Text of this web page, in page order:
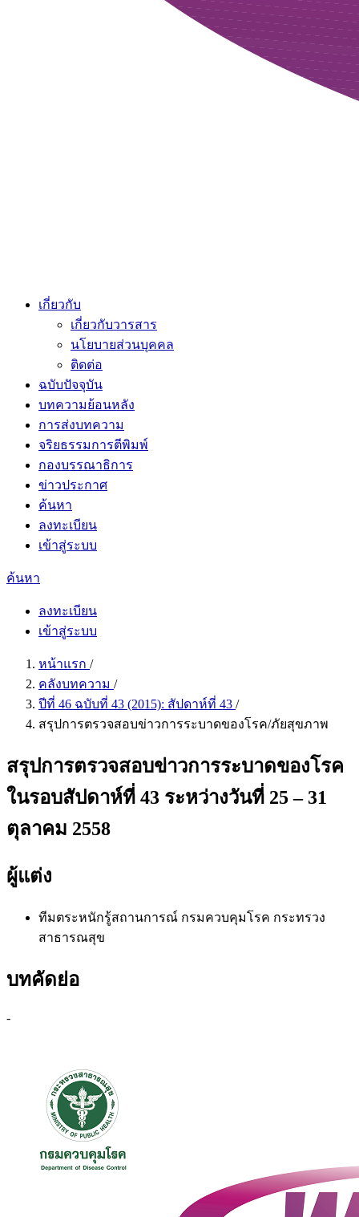
เกี่ยวกับ
เกี่ยวกับวารสาร
นโยบายส่วนบุคคล
ติดต่อ
ฉบับปัจจุบัน
บทความย้อนหลัง
การส่งบทความ
จริยธรรมการตีพิมพ์
กองบรรณาธิการ
ข่าวประกาศ
ค้นหา
ลงทะเบียน
เข้าสู่ระบบ
ค้นหา
ลงทะเบียน
เข้าสู่ระบบ
หน้าแรก /
คลังบทความ /
ปีที่ 46 ฉบับที่ 43 (2015): สัปดาห์ที่ 43 /
สรุปการตรวจสอบข่าวการระบาดของโรค/ภัยสุขภาพ
สรุปการตรวจสอบข่าวการระบาดของโรค
ในรอบสัปดาห์ที่ 43 ระหว่างวันที่ 25 – 31
ตุลาคม 2558
ผู้แต่ง
ทีมตระหนักรู้สถานการณ์ กรมควบคุมโรค กระทรวง
สาธารณสุข
บทคัดย่อ
-